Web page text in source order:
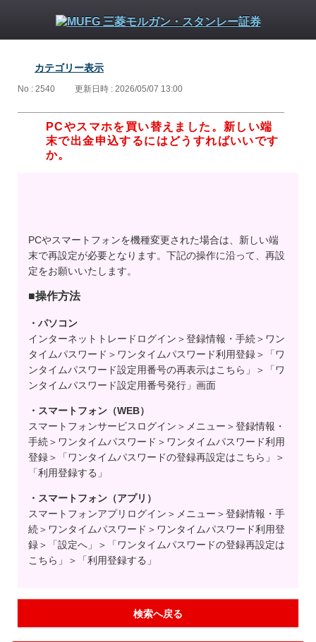
カテゴリー表示
No : 2540 更新日時 : 2026/05/07 13:00
PCやスマホを買い替えました。新しい端
末で出金申込するにはどうすればいいです
か。
PCやスマートフォンを機種変更された場合は、新しい端
末で再設定が必要となります。下記の操作に沿って、再設
定をお願いいたします。
■操作方法
・パソコン
インターネットトレードログイン＞登録情報・手続＞ワン
タイムパスワード＞ワンタイムパスワード利用登録＞「ワ
ンタイムパスワード設定用番号の再表示はこちら」＞「ワ
ンタイムパスワード設定用番号発行」画面
・スマートフォン（WEB）
スマートフォンサービスログイン＞メニュー＞登録情報・
手続＞ワンタイムパスワード＞ワンタイムパスワード利用
登録＞「ワンタイムパスワードの登録再設定はこちら」＞
「利用登録する」
・スマートフォン（アプリ）
スマートフォンアプリログイン＞メニュー＞登録情報・手
続＞ワンタイムパスワード＞ワンタイムパスワード利用登
録＞「設定へ」＞「ワンタイムパスワードの登録再設定は
こちら」＞「利用登録する」
検索へ戻る